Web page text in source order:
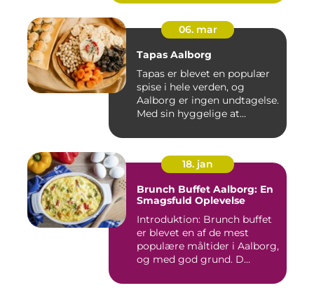
06. mar
Tapas Aalborg
Tapas er blevet en populær
spise i hele verden, og
Aalborg er ingen undtagelse.
Med sin hyggelige at...
18. jan
Brunch Buffet Aalborg: En
Smagsfuld Oplevelse
Introduktion: Brunch buffet
er blevet en af de mest
populære måltider i Aalborg,
og med god grund. D...